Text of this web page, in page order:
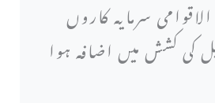
سرمایہ کاروں
کی کشش میں اضافہ ہوا